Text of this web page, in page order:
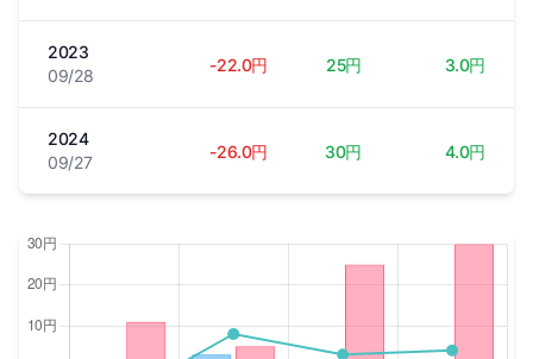
2023
09/28
-22.0円 25円 3.0円
2024
09/27
-26.0円 30円 4.0円